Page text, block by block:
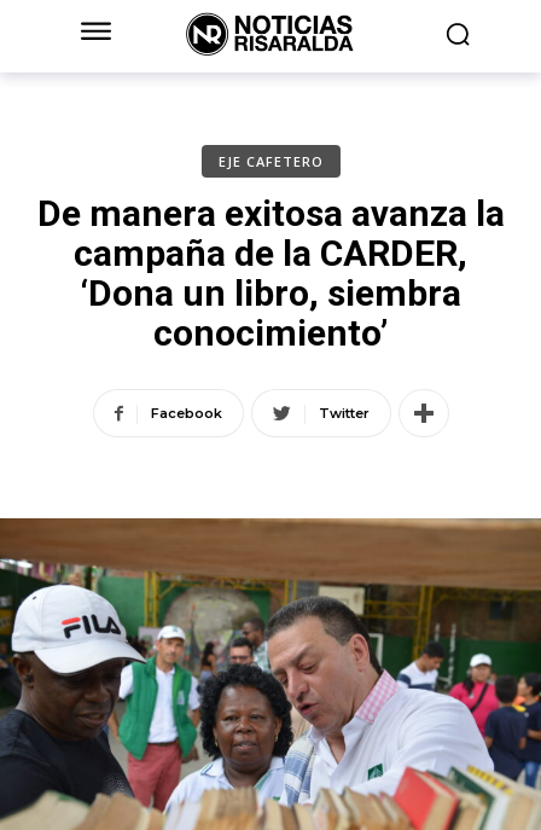
EJE CAFETERO
De manera exitosa avanza la
campaña de la CARDER,
‘Dona un libro, siembra
conocimiento’
Facebook Twitter